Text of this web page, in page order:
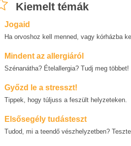
Kiemelt témák
Jogaid
Ha orvoshoz kell menned, vagy kórházba
Mindent az allergiáról
Szénanátha? Ételallergia? Tudj meg többet!
Győzd le a stresszt!
Tippek, hogy túljuss a feszült helyzeteken.
Elsősegély tudásteszt
Tudod, mi a teendő vészhelyzetben?